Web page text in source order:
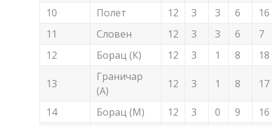
10
Полет 12 3 3 6
16
11
Словен 12 3 3 6
7
12
Борац (К) 12 3 1 8 18
13
Граничар
(А)
12 3 1 8 17
14 Борац (М) 12 3 0 9 16